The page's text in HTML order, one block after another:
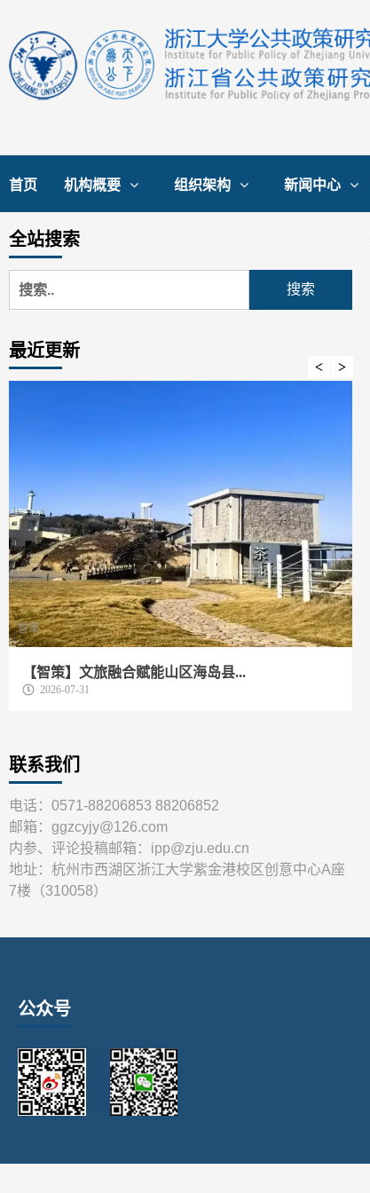
首页 机构概要 组织架构 新闻中心
全站搜索
最近更新
智策
【智策】文旅融合赋能山区海岛县...
2026-07-31
联系我们
电话：0571-88206853 88206852
邮箱：ggzcyjy@126.com
内参、评论投稿邮箱：ipp@zju.edu.cn
地址：杭州市西湖区浙江大学紫金港校区创意中心A座
7楼（310058）
公众号